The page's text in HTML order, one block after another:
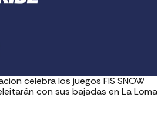
celebra los juegos FIS SNOW
con sus bajadas en La Loma